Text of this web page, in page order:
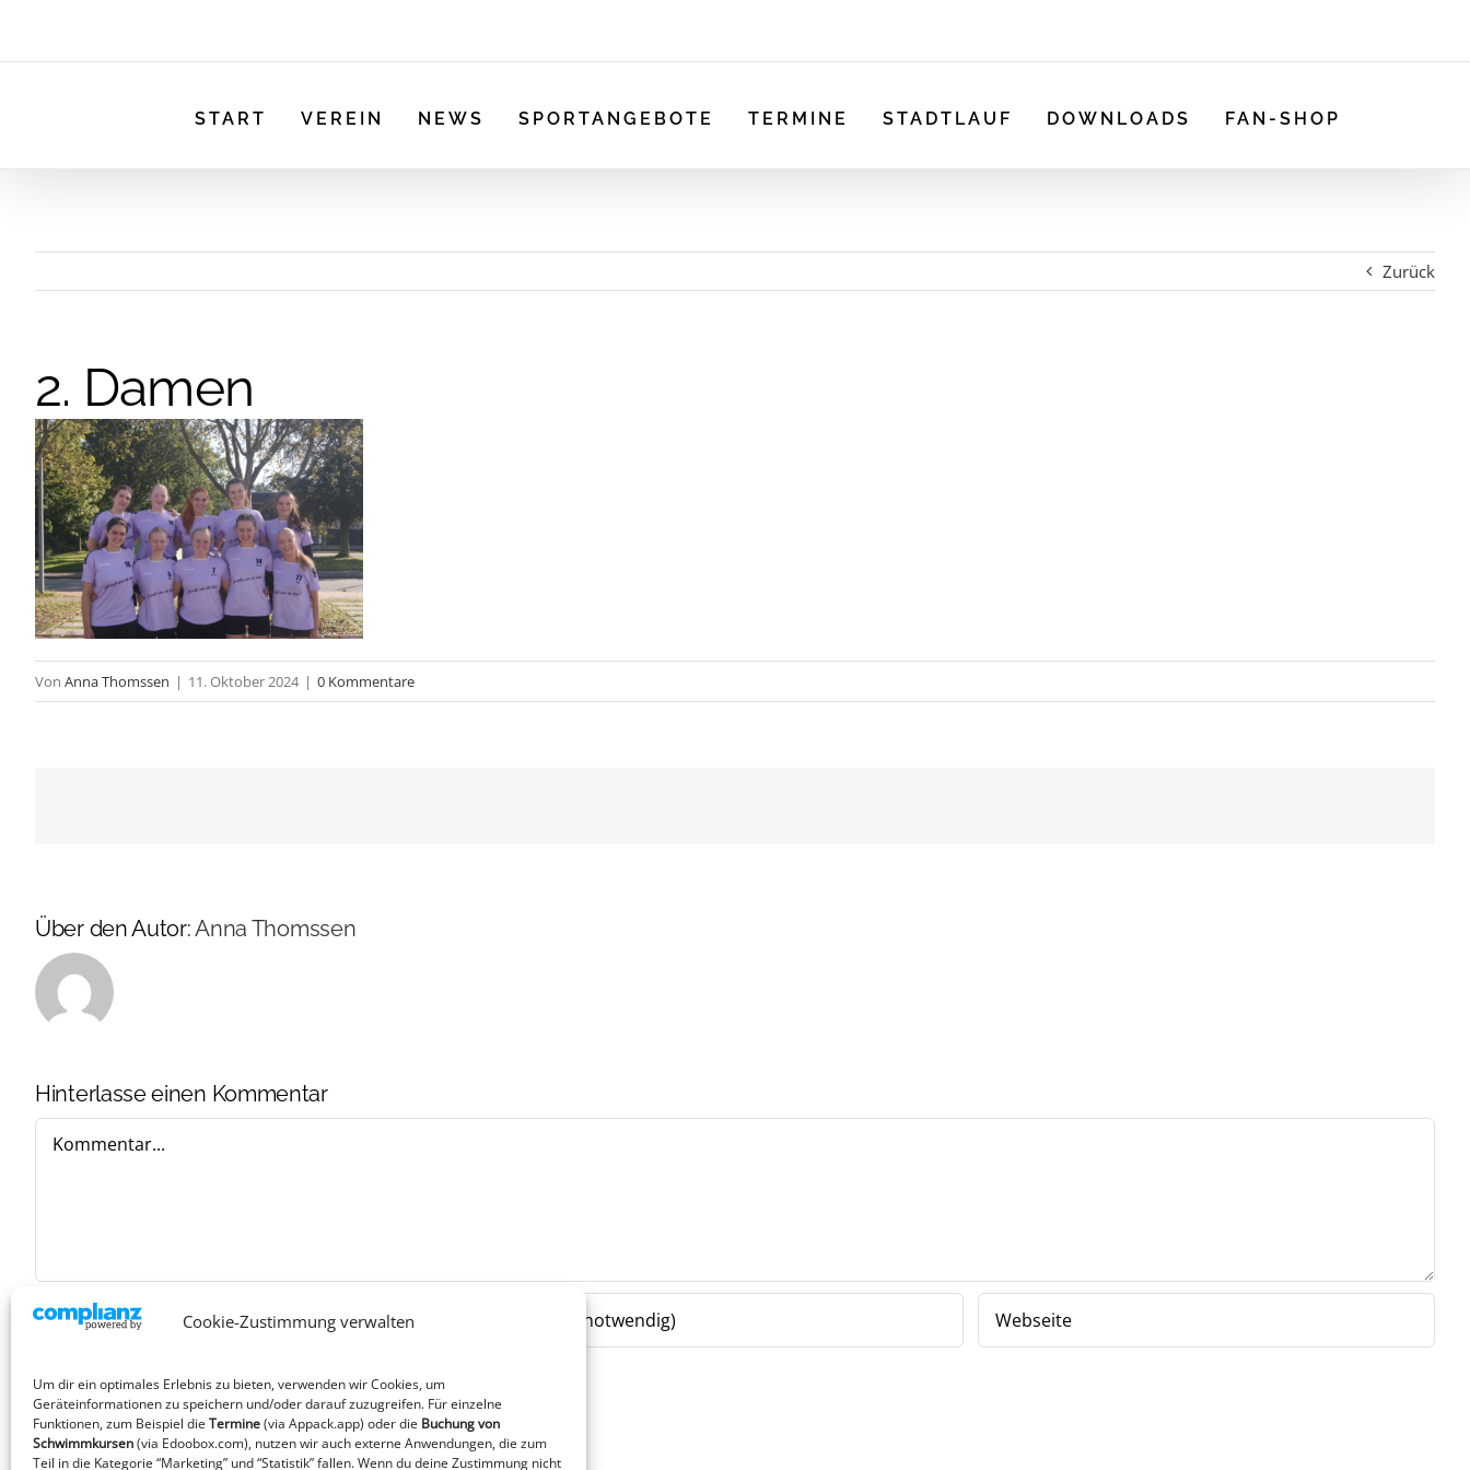
Cookie-Zustimmung verwalten
Um dir ein optimales Erlebnis zu bieten, verwenden wir Cookies, um
Geräteinformationen zu speichern und/oder darauf zuzugreifen. Für einzelne
Funktionen, zum Beispiel die Termine(via Appack.app) oder die Buchung von
Schwimmkursen(via Edoobox.com), nutzen wir auch externe Anwendungen, die zum
Teil in die Kategorie “Marketing” und “Statistik” fallen. Wenn du deine Zustimmung nicht
START VEREIN NEWS SPORTANGEBOTE TERMINE STADTLAUF DOWNLOADS FAN-SHOP
Zurück
2. Damen
Von Anna Thomssen | 11. Oktober 2024 | 0 Kommentare
Über den Autor:Anna Thomssen
Hinterlasse einen Kommentar
Kommentar